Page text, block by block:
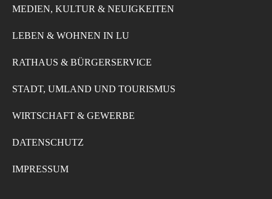
MEDIEN, KULTUR & NEUIGKEITEN
LEBEN & WOHNEN IN LU
RATHAUS & BÜRGERSERVICE
STADT, UMLAND UND TOURISMUS
WIRTSCHAFT & GEWERBE
DATENSCHUTZ
IMPRESSUM